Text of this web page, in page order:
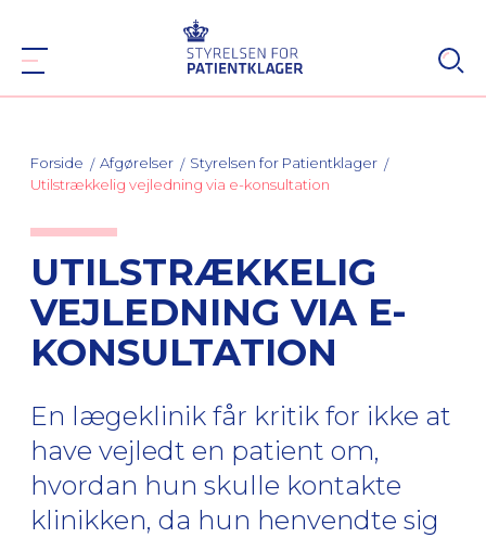
Forside Afgørelser
Styrelsen for Patientklager
Utilstrækkelig vejledning via e-konsultation
UTILSTRÆKKELIG
VEJLEDNING VIA E-
KONSULTATION
En lægeklinik får kritik for ikke at
have vejledt en patient om,
hvordan hun skulle kontakte
klinikken, da hun henvendte sig